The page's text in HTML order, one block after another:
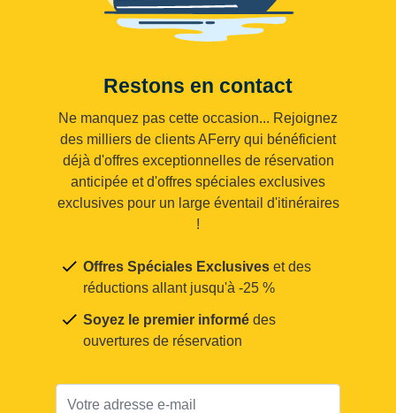
Restons en contact
Ne manquez pas cette occasion... Rejoignez
des milliers de clients AFerry qui bénéficient
déjà d'offres exceptionnelles de réservation
anticipée et d'offres spéciales exclusives
exclusives pour un large éventail d'itinéraires
!
Offres Spéciales Exclusives et des
réductions allant jusqu'à -25 %
Soyez le premier informé des
ouvertures de réservation